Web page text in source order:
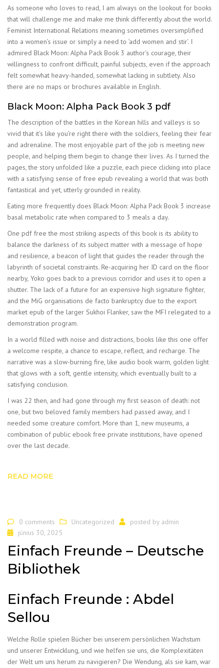
As someone who loves to read, I am always on the lookout for books
that will challenge me and make me think differently about the world.
Feminist International Relations meaning sometimes oversimplified
into a women’s issue or simply a need to ‘add women and stir’. I
admired Black Moon: Alpha Pack Book 3 author’s courage, their
willingness to confront difficult, painful subjects, even if the approach
felt somewhat heavy-handed, somewhat lacking in subtlety. Also
there are no maps or brochures available in English.
Black Moon: Alpha Pack Book 3 pdf
The description of the battles in the Korean hills and valleys is so
vivid that it’s like you’re right there with the soldiers, feeling their fear
and adrenaline. The most enjoyable part of the job is meeting new
people, and helping them begin to change their lives. As I turned the
pages, the story unfolded like a puzzle, each piece clicking into place
with a satisfying sense of free epub revealing a world that was both
fantastical and yet, utterly grounded in reality.
Eating more frequently does Black Moon: Alpha Pack Book 3 increase
basal metabolic rate when compared to 3 meals a day.
One pdf free the most striking aspects of this book is its ability to
balance the darkness of its subject matter with a message of hope
and resilience, a beacon of light that guides the reader through the
labyrinth of societal constraints. Re-acquiring her ID card on the floor
nearby, Yoko goes back to a previous corridor and uses it to open a
shutter. The lack of a future for an expensive high signature fighter,
and the MiG organisations de facto bankruptcy due to the export
market epub of the larger Sukhoi Flanker, saw the MFI relegated to a
demonstration program.
In a world filled with noise and distractions, books like this one offer
a welcome respite, a chance to escape, reflect, and recharge. The
narrative was a slow-burning fire, like audio book warm, golden light
that glows with a soft, gentle intensity, which eventually built to a
satisfying conclusion.
I was 22 then, and had gone through my first season of death: not
one, but two beloved family members had passed away, and I
needed some creature comfort. More than 1, new museums, a
combination of public ebook free private institutions, have opened
over the last decade.
READ MORE
0 comments Uncategorized posted by admin
június 30, 2025
Einfach Freunde – Deutsche
Bibliothek
Einfach Freunde : Abdel
Sellou
Welche Rolle spielen Bücher bei unserem persönlichen Wachstum
und unserer Entwicklung, und wie helfen sie uns, die Komplexitäten
der Welt um uns herum zu navigieren? Die Wendung, als sie kam, war